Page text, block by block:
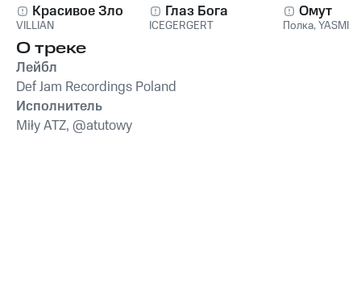
Красивое Зло
VILLIAN
Глаз Бога
ICEGERGERT
Омут
Полка,YASMI
О треке
Лейбл
Def Jam Recordings Poland
Исполнитель
Miły ATZ, @atutowy